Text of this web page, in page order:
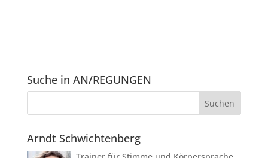
Suche in AN/REGUNGEN
Arndt Schwichtenberg